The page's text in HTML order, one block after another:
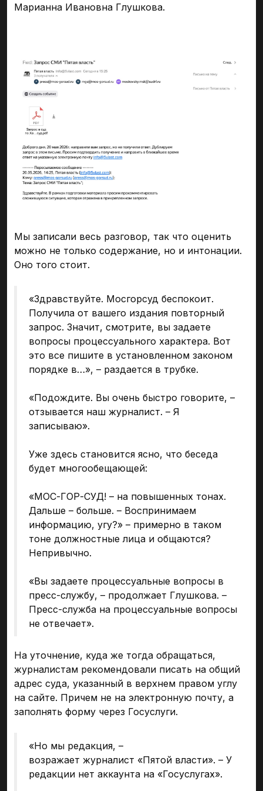
Марианна Ивановна Глушкова.
Мы записали весь разговор, так что оценить
можно не только содержание, но и интонации.
Оно того стоит.
«Здравствуйте. Мосгорсуд беспокоит.
Получила от вашего издания повторный
запрос. Значит, смотрите, вы задаете
вопросы процессуального характера. Вот
это все пишите в установленном законом
порядке в…», – раздается в трубке.
«Подождите. Вы очень быстро говорите, –
отзывается наш журналист. – Я
записываю».
Уже здесь становится ясно, что беседа
будет многообещающей:
«МОС-ГОР-СУД! – на повышенных тонах.
Дальше – больше. – Воспринимаем
информацию, угу?» – примерно в таком
тоне должностные лица и общаются?
Непривычно.
«Вы задаете процессуальные вопросы в
пресс-службу, – продолжает Глушкова. –
Пресс-служба на процессуальные вопросы
не отвечает».
На уточнение, куда же тогда обращаться,
журналистам рекомендовали писать на общий
адрес суда, указанный в верхнем правом углу
на сайте. Причем не на электронную почту, а
заполнять форму через Госуслуги.
«Но мы редакция, –
возражает журналист «Пятой власти». – У
редакции нет аккаунта на «Госуслугах».